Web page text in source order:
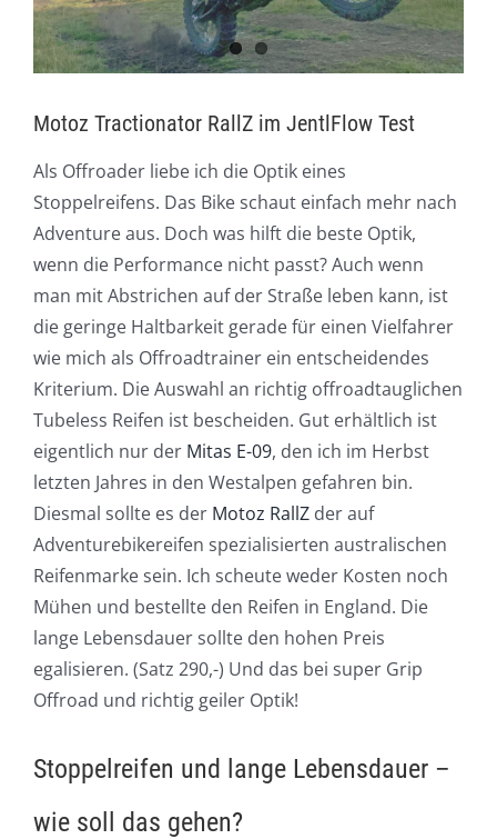
Motoz Tractionator RallZ im JentlFlow Test
Als Offroader liebe ich die Optik eines
Stoppelreifens. Das Bike schaut einfach mehr nach
Adventure aus. Doch was hilft die beste Optik,
wenn die Performance nicht passt? Auch wenn
man mit Abstrichen auf der Straße leben kann, ist
die geringe Haltbarkeit gerade für einen Vielfahrer
wie mich als Offroadtrainer ein entscheidendes
Kriterium. Die Auswahl an richtig offroadtauglichen
Tubeless Reifen ist bescheiden. Gut erhältlich ist
eigentlich nur der Mitas E-09, den ich im Herbst
letzten Jahres in den Westalpen gefahren bin.
Diesmal sollte es der Motoz RallZ der auf
Adventurebikereifen spezialisierten australischen
Reifenmarke sein. Ich scheute weder Kosten noch
Mühen und bestellte den Reifen in England. Die
lange Lebensdauer sollte den hohen Preis
egalisieren. (Satz 290,-) Und das bei super Grip
Offroad und richtig geiler Optik!
Stoppelreifen und lange Lebensdauer –
wie soll das gehen?